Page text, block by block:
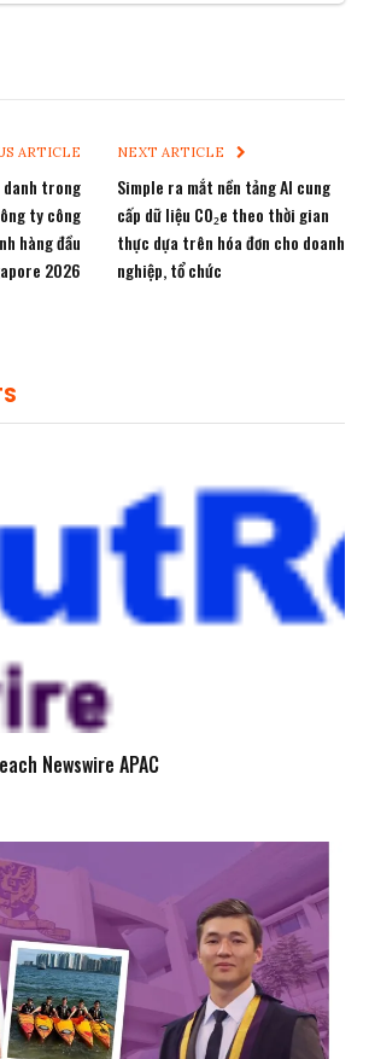
ARTICLE
danh trong
ty công
hàng đầu
2026
NEXT ARTICLE
Simple ra mắt nền tảng AI cung
cấp dữ liệu CO₂e theo thời gian
thực dựa trên hóa đơn cho doanh
nghiệp, tổ chức
Newswire APAC